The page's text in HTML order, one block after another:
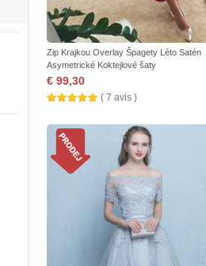
Zip Krajkou Overlay Špagety Léto Satén
Asymetrické Koktejlové šaty
€ 99,30
( 7 avis )